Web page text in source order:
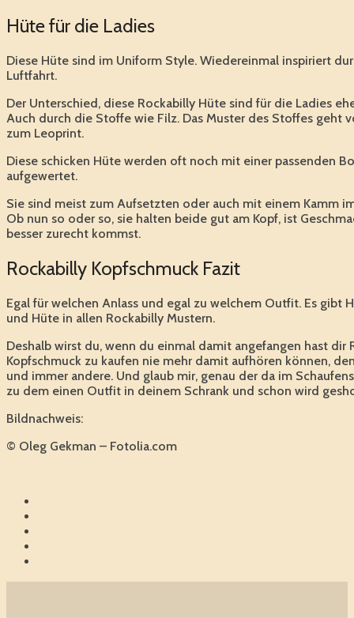
Hüte für die Ladies
Diese Hüte sind im Uniform Style. Wiedereinmal inspiriert
Luftfahrt.
Der Unterschied, diese Rockabilly Hüte sind für die Ladies
Auch durch die Stoffe wie Filz. Das Muster des Stoffes geht
zum Leoprint.
Diese schicken Hüte werden oft noch mit einer passenden
aufgewertet.
Sie sind meist zum Aufsetzten oder auch mit einem Kamm
Ob nun so oder so, sie halten beide gut am Kopf, ist
besser zurecht kommst.
Rockabilly Kopfschmuck Fazit
Egal für welchen Anlass und egal zu welchem Outfit. Es gibt
und Hüte in allen Rockabilly Mustern.
Deshalb wirst du, wenn du einmal damit angefangen hast dir
Kopfschmuck zu kaufen nie mehr damit aufhören können,
und immer andere. Und glaub mir, genau der da im
zu dem einen Outfit in deinem Schrank und schon wird
Bildnachweis:
© Oleg Gekman – Fotolia.com